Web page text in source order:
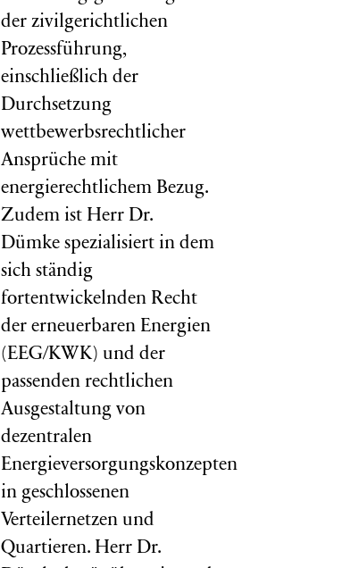
der zivilgerichtlichen
Prozessführung,
einschließlich der
Durchsetzung
wettbewerbsrechtlicher
Ansprüche mit
energierechtlichem Bezug.
Zudem ist Herr Dr.
Dümke spezialisiert in dem
sich ständig
fortentwickelnden Recht
der erneuerbaren Energien
(EEG/KWK) und der
passenden rechtlichen
Ausgestaltung von
dezentralen
Energieversorgungskonzepten
in geschlossenen
Verteilernetzen und
Quartieren. Herr Dr.